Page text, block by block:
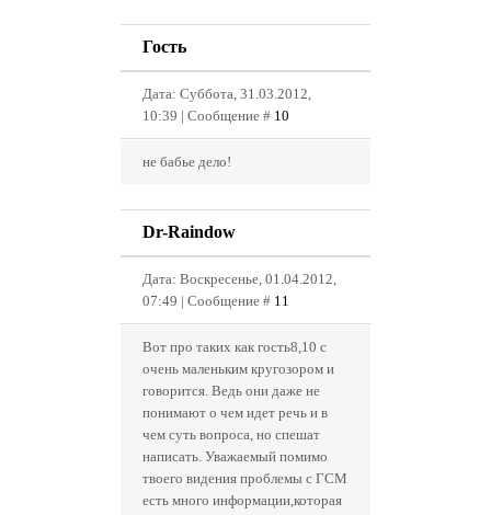
Гость
Дата: Суббота, 31.03.2012,
10:39 | Сообщение # 10
не бабье дело!
Dr-Raindow
Дата: Воскресенье, 01.04.2012,
07:49 | Сообщение # 11
Вот про таких как гость8,10 с
очень маленьким кругозором и
говорится. Ведь они даже не
понимают о чем идет речь и в
чем суть вопроса, но спешат
написать. Уважаемый помимо
твоего видения проблемы с ГСМ
есть много информации,которая